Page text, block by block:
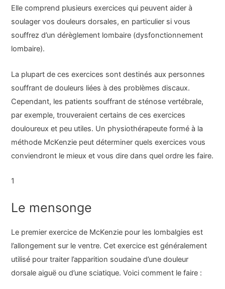
Elle comprend plusieurs exercices qui peuvent aider à
soulager vos douleurs dorsales, en particulier si vous
souffrez d’un dérèglement lombaire (dysfonctionnement
lombaire).
La plupart de ces exercices sont destinés aux personnes
souffrant de douleurs liées à des problèmes discaux.
Cependant, les patients souffrant de sténose vertébrale,
par exemple, trouveraient certains de ces exercices
douloureux et peu utiles. Un physiothérapeute formé à la
méthode McKenzie peut déterminer quels exercices vous
conviendront le mieux et vous dire dans quel ordre les faire.
1
Le mensonge
Le premier exercice de McKenzie pour les lombalgies est
l’allongement sur le ventre. Cet exercice est généralement
utilisé pour traiter l’apparition soudaine d’une douleur
dorsale aiguë ou d’une sciatique. Voici comment le faire :